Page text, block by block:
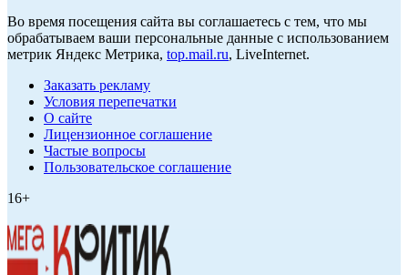
Во время посещения сайта вы соглашаетесь с тем, что мы
обрабатываем ваши персональные данные с использованием
метрик Яндекс Метрика, top.mail.ru, LiveInternet.
Заказать рекламу
Условия перепечатки
О сайте
Лицензионное соглашение
Частые вопросы
Пользовательское соглашение
16+